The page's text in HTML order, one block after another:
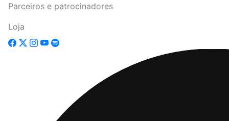
Parceiros e patrocinadores
Loja